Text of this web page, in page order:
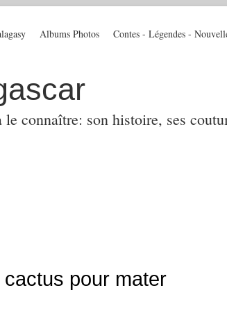
connaître: son histoire, ses
Albums Photos Contes - Légendes -
pour mater